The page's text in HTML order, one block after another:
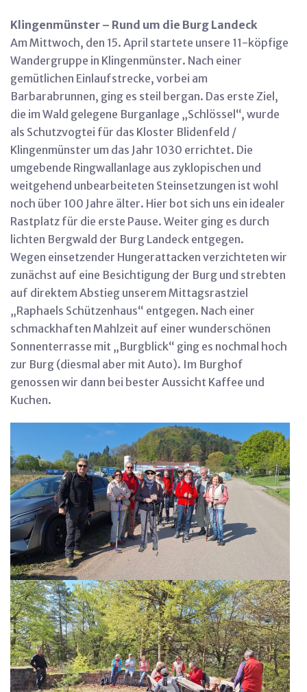
Klingenmünster – Rund um die Burg Landeck
Am Mittwoch, den 15. April startete unsere 11-köpfige
Wandergruppe in Klingenmünster. Nach einer
gemütlichen Einlaufstrecke, vorbei am
Barbarabrunnen, ging es steil bergan. Das erste Ziel,
die im Wald gelegene Burganlage „Schlössel“, wurde
als Schutzvogtei für das Kloster Blidenfeld /
Klingenmünster um das Jahr 1030 errichtet. Die
umgebende Ringwallanlage aus zyklopischen und
weitgehend unbearbeiteten Steinsetzungen ist wohl
noch über 100 Jahre älter. Hier bot sich uns ein idealer
Rastplatz für die erste Pause. Weiter ging es durch
lichten Bergwald der Burg Landeck entgegen.
Wegen einsetzender Hungerattacken verzichteten wir
zunächst auf eine Besichtigung der Burg und strebten
auf direktem Abstieg unserem Mittagsrastziel
„Raphaels Schützenhaus“ entgegen. Nach einer
schmackhaften Mahlzeit auf einer wunderschönen
Sonnenterrasse mit „Burgblick“ ging es nochmal hoch
zur Burg (diesmal aber mit Auto). Im Burghof
genossen wir dann bei bester Aussicht Kaffee und
Kuchen.